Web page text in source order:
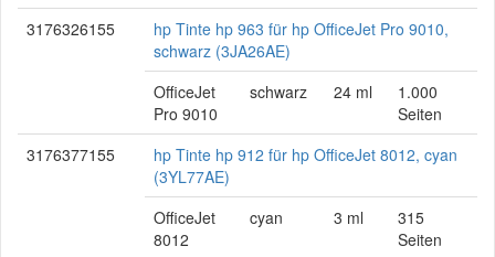
3176326155
hp Tinte hp 963 für hp OfficeJet Pro 9010,
schwarz (3JA26AE)
OfficeJet
Pro 9010
schwarz 24 ml
1.000
Seiten
3176377155
hp Tinte hp 912 für hp OfficeJet 8012, cyan
(3YL77AE)
OfficeJet
8012
cyan 3 ml
315
Seiten